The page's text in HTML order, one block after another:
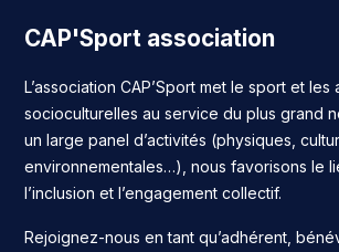
CAP'Sport association
L’association CAP’Sport met le sport et les
socioculturelles au service du plus grand
un large panel d’activités (physiques,
environnementales…), nous favorisons le
l’inclusion et l’engagement collectif.
Rejoignez-nous en tant qu’adhérent,